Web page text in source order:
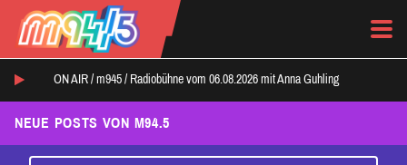
ON AIR / m945 / Radiobühne vom 06.08.2026 mit Anna Guhling
NEUE POSTS VON M94.5